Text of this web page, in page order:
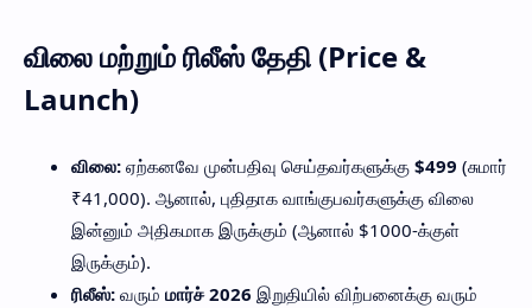
விலை மற்றும் ரிலீஸ் தேதி (Price &
Launch)
விலை: ஏற்கனவே முன்பதிவு செய்தவர்களுக்கு $499 (சுமார்
₹41,000). ஆனால், புதிதாக வாங்குபவர்களுக்கு விலை
இன்னும் அதிகமாக இருக்கும் (ஆனால் $1000-க்குள்
இருக்கும்).
ரிலீஸ்: வரும் மார்ச் 2026 இறுதியில் விற்பனைக்கு வரும்